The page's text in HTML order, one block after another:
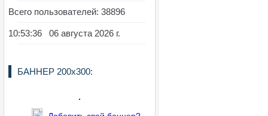
Всего пользователей: 38896
10:53:37 06 августа 2026 г.
БАННЕР 200х300: